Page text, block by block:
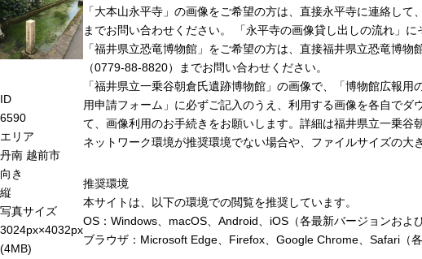
ID
6590
エリア
丹南 越前市
向き
縦
写真サイズ
3024px×4032px
(4MB)
「大本山永平寺」の画像をご希望の方は、直接永平寺に連絡し
までお問い合わせください。 「永平寺の画像貸し出しの流れ」に
「福井県立恐竜博物館」をご希望の方は、直接福井県立恐竜博
（0779-88-8820）までお問い合わせください。
「福井県立一乗谷朝倉氏遺跡博物館」の画像で、「博物館広報
用申請フォーム」に必ずご記入のうえ、利用する画像を各自で
て、画像利用のお手続きをお願いします。詳細は福井県立一乗谷
ネットワーク環境が推奨環境でない場合や、ファイルサイズの大
推奨環境
本サイトは、以下の環境での閲覧を推奨しています。
OS：Windows、macOS、Android、iOS（各最新バージョンおよ
ブラウザ：Microsoft Edge、Firefox、Google Chrome、Safari（